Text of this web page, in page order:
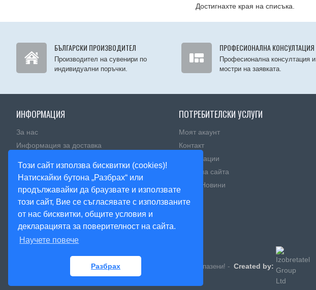
Този сайт използва бисквитки (cookies)!
Натискайки бутона „Разбрах“ или
продължавайки да браузвате и използвате
този сайт, Вие се съгласявате с използваните
от нас бисквитки, общите условия и
декларацията за поверителност на сайта.
Научете повече
Разбрах
Достигнахте края на списъка.
БЪЛГАРСКИ ПРОИЗВОДИТЕЛ
Производител на сувенири по
индивидуални поръчки.
ПРОФЕСИОНАЛНА КОНСУЛТАЦИЯ
Професионална консултация и
мостри на заявката.
ИНФОРМАЦИЯ
За нас
Информация за доставка
Πoлитика зa изпoлзвaнe нa бисквитĸи
ПОТРЕБИТЕЛСКИ УСЛУГИ
Моят акаунт
Контакт
Рекламации
Карта на сайта
Блог - Новини
© 2020, Magnitnisuveniri.bg, Артекс Студио, Всички права запазени! - Created by: